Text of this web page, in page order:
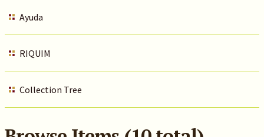
Ayuda
RIQUIM
Collection Tree